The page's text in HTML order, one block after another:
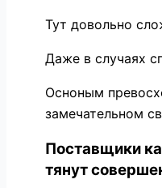
Тут довольно
Даже в случаях
Осноным
замечательном
Поставщики
тянут